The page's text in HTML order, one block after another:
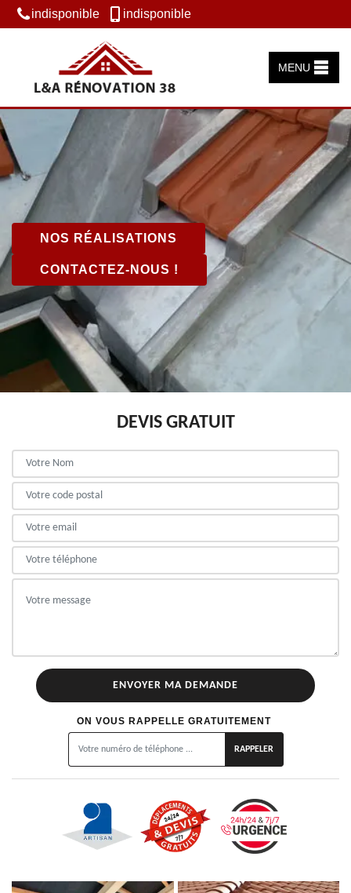
indisponible indisponible
MENU
NOS RÉALISATIONS
CONTACTEZ-NOUS !
DEVIS GRATUIT
ON VOUS RAPPELLE GRATUITEMENT